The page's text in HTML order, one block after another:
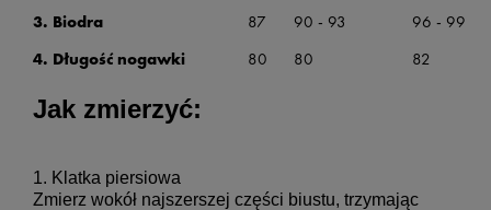
3. Biodra
87 90 - 93
96 - 99
4. Długość nogawki
80 80 82
Jak zmierzyć:
1. Klatka piersiowa
Zmierz wokół najszerszej części biustu, trzymając